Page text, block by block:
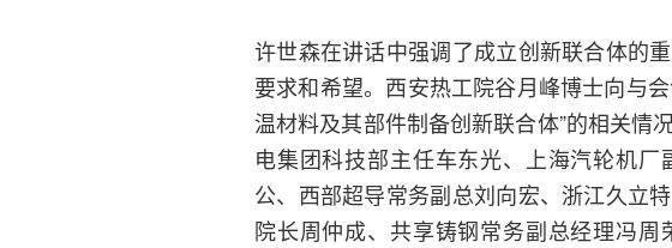
许世森在讲话中强调了成立创新联合体的
要求和希望。西安热工院谷月峰博士向与
温材料及其部件制备创新联合体”的相关情
电集团科技部主任车东光、上海汽轮机
公、西部超导常务副总刘向宏、浙江久立
院长周仲成、共享铸钢常务副总经理冯